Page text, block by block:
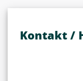
Kontakt /